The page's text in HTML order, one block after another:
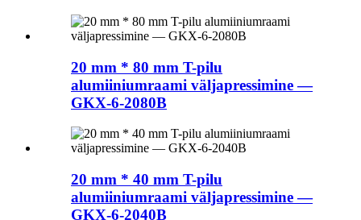
20 mm * 80 mm T-pilu
alumiiniumraami väljapressimine —
GKX-6-2080B
20 mm * 40 mm T-pilu
alumiiniumraami väljapressimine —
GKX-6-2040B